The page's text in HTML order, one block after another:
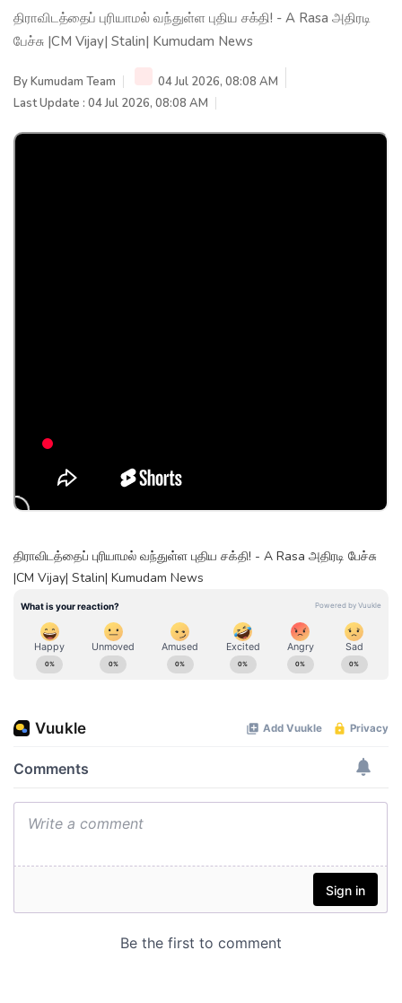
திராவிடத்தைப் புரியாமல் வந்துள்ள புதிய சக்தி! - A Rasa அதிரடி
பேச்சு |CM Vijay| Stalin| Kumudam News
ByKumudam Team
04 Jul 2026, 08:08 AM
Last Update : 04 Jul 2026, 08:08 AM
திராவிடத்தைப் புரியாமல் வந்துள்ள புதிய சக்தி! - A Rasa அதிரடி பேச்சு
|CM Vijay| Stalin| Kumudam News